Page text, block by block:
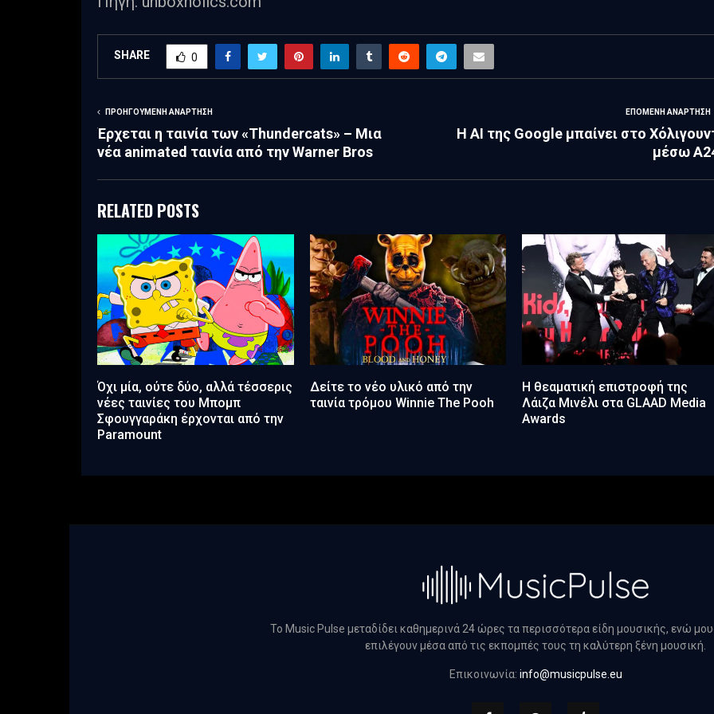
SHARE 0
ΠΡΟΗΓΟΎΜΕΝΗ ΑΝΆΡΤΗΣΗ
Έρχεται η ταινία των «Thundercats» – Μια
νέα animated ταινία από την Warner Bros
ΕΠΌΜΕΝΗ ΑΝΆΡΤΗΣΗ
Η ΑΙ της Google μπαίνει στο
μέσω
RELATED POSTS
Όχι μία, ούτε δύο, αλλά τέσσερις
νέες ταινίες του Μπομπ
Σφουγγαράκη έρχονται από την
Paramount
Δείτε το νέο υλικό από την
ταινία τρόμου Winnie The Pooh
Η θεαματική επιστροφή της
Λάιζα Μινέλι στα GLAAD Media
Awards
Το Music Pulse μεταδίδει καθημερινά 24 ώρες τα περισσότερα είδη μουσικής, ενώ
επιλέγουν μέσα από τις εκπομπές τους τη καλύτερη ξένη μουσική.
Επικοινωνία: info@musicpulse.eu